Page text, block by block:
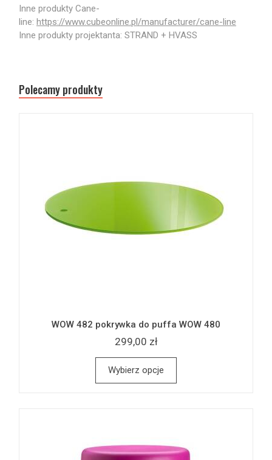
Inne produkty Cane-
line: https://www.cubeonline.pl/manufacturer/cane-line
Inne produkty projektanta: STRAND + HVASS
Polecamy produkty
WOW 482 pokrywka do puffa WOW 480
299,00 zł
Wybierz opcje